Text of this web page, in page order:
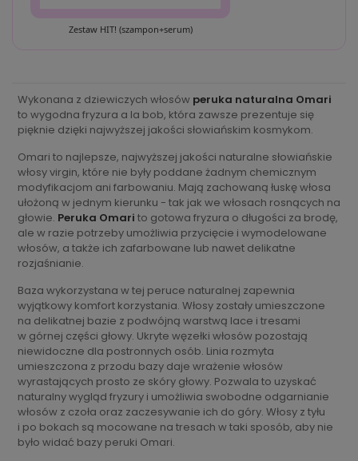
Zestaw HIT! (szampon+serum)
Wykonana z dziewiczych włosów peruka naturalna Omari
to wygodna fryzura a la bob, która zawsze prezentuje się
pięknie dzięki najwyższej jakości słowiańskim kosmykom.
Omari to najlepsze, najwyższej jakości naturalne słowiańskie
włosy virgin, które nie były poddane żadnym chemicznym
modyfikacjom ani farbowaniu. Mają zachowaną łuskę włosa
ułożoną w jednym kierunku - tak jak we włosach rosnących na
głowie. Peruka Omari to gotowa fryzura o długości za brodę,
ale w razie potrzeby umożliwia przycięcie i wymodelowane
włosów, a także ich zafarbowane lub nawet delikatne
rozjaśnianie.
Baza wykorzystana w tej peruce naturalnej zapewnia
wyjątkowy komfort korzystania. Włosy zostały umieszczone
na delikatnej bazie z podwójną warstwą lace i tresami
w górnej części głowy. Ukryte węzełki włosów pozostają
niewidoczne dla postronnych osób. Linia rozmyta
umieszczona z przodu bazy daje wrażenie włosów
wyrastających prosto ze skóry głowy. Pozwala to uzyskać
naturalny wygląd fryzury i umożliwia swobodne odgarnianie
włosów z czoła oraz zaczesywanie ich do góry. Włosy z tyłu
i po bokach są mocowane na tresach w taki sposób, aby nie
było widać bazy peruki Omari.